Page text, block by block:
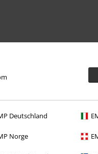
Deutschland
Norge